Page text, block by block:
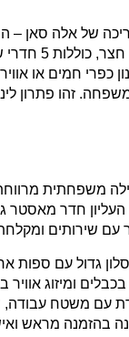
כפרי חמים או
זהו פתרון
שירותים ומקלחת
גדול עם ספות
בכבלים ומיזוג
עם משטח עבודה,
ואיש צוות זמין 24/7 – לחופשה משפחתית